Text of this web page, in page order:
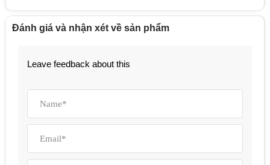
Đánh giá và nhận xét về sản phẩm
Leave feedback about this